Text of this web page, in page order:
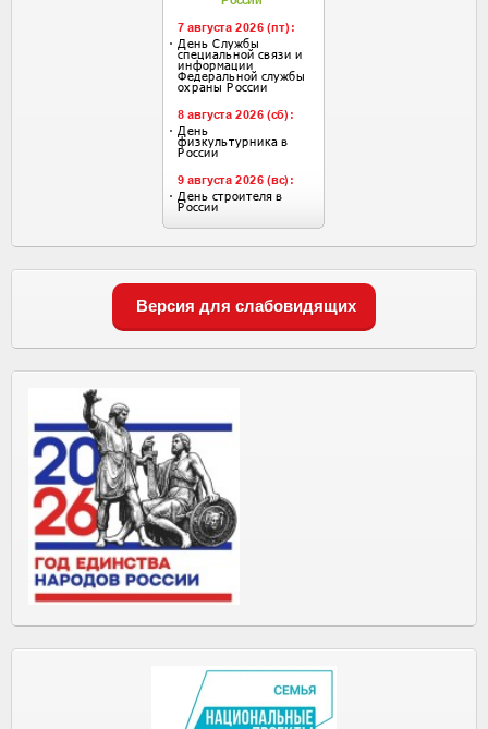
Версия для слабовидящих